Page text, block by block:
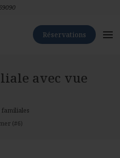
Réservations
avec vue
familiales
(#6)